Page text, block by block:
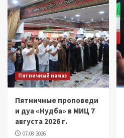
Пятничный намаз
Пятничные проповеди
и дуа «Нудба» в МИЦ 7
августа 2026 г.
07.08.2026